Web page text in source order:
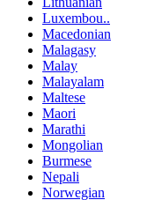
Luxembou..
Macedonian
Malagasy
Malay
Malayalam
Maltese
Maori
Marathi
Mongolian
Burmese
Nepali
Norwegian